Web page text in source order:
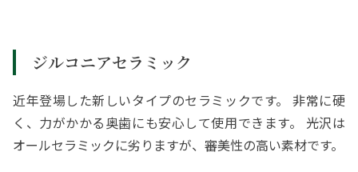
ジルコニアセラミック
近年登場した新しいタイプのセラミックです。 非常に硬
く、力がかかる奥歯にも安心して使用できます。 光沢は
オールセラミックに劣りますが、審美性の高い素材です。